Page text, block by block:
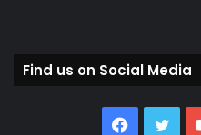
Find us on Social Media